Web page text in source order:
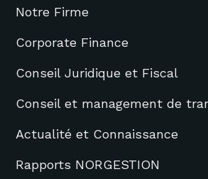
Notre Firme
Corporate Finance
Conseil Juridique et Fiscal
Conseil et management de
Actualité et Connaissance
Rapports NORGESTION